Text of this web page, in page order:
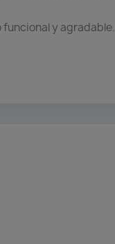
y agradable.